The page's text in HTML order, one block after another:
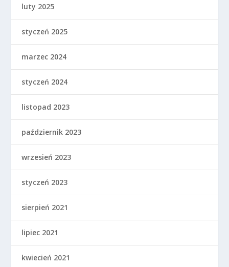
luty 2025
styczeń 2025
marzec 2024
styczeń 2024
listopad 2023
październik 2023
wrzesień 2023
styczeń 2023
sierpień 2021
lipiec 2021
kwiecień 2021